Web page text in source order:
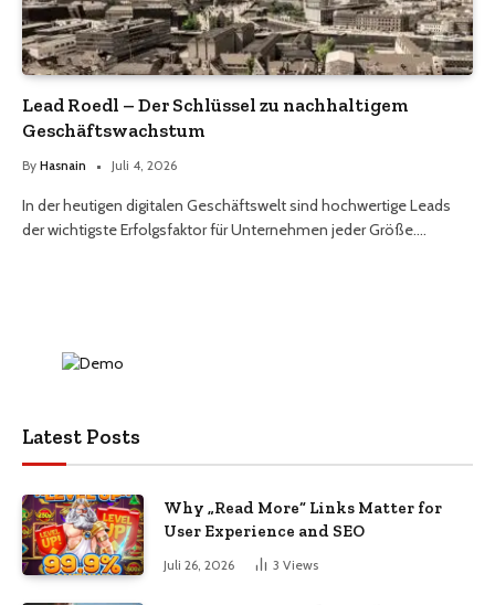
Lead Roedl – Der Schlüssel zu nachhaltigem
Geschäftswachstum
By Hasnain Juli 4, 2026
In der heutigen digitalen Geschäftswelt sind hochwertige Leads
der wichtigste Erfolgsfaktor für Unternehmen jeder Größe.…
Latest Posts
Why „Read More“ Links Matter for
User Experience and SEO
Juli 26, 2026 3 Views